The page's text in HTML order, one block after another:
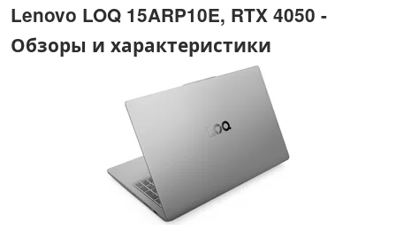
Lenovo LOQ 15ARP10E, RTX 4050 -
Обзоры и характеристики